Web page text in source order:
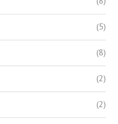
(5)
(8)
(2)
(2)